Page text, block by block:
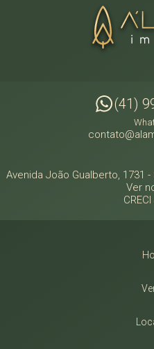
(41)
Avenida João Gualberto, 1731 -
Ver